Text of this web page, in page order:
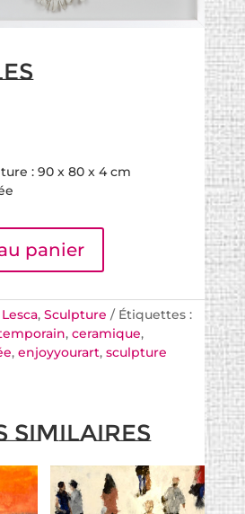
: 90 x 80 x 4 cm
panier
, Sculpture
Étiquettes :
, ceramique,
, enjoyyourart, sculpture
similaires